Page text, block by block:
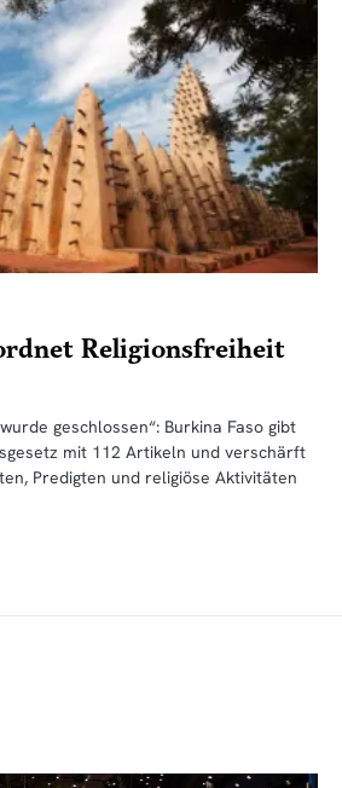
Religionsfreiheit
geschlossen“: Burkina Faso gibt
mit 112 Artikeln und verschärft
Predigten und religiöse Aktivitäten